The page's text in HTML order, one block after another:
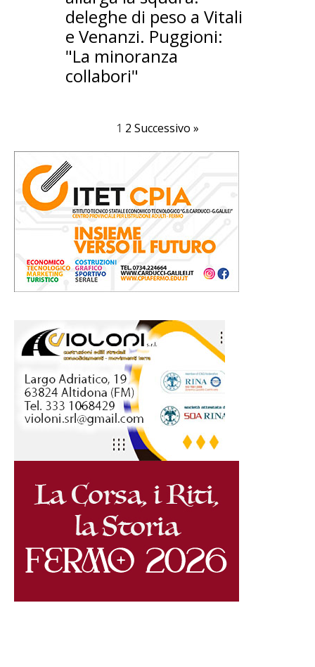
deleghe di peso a Vitali
e Venanzi. Puggioni:
"La minoranza
collabori"
1 2 Successivo »